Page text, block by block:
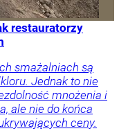
restauratorzy
smażalniach są
Jednak to nie
mnożenia i
ale nie do końca
ceny.